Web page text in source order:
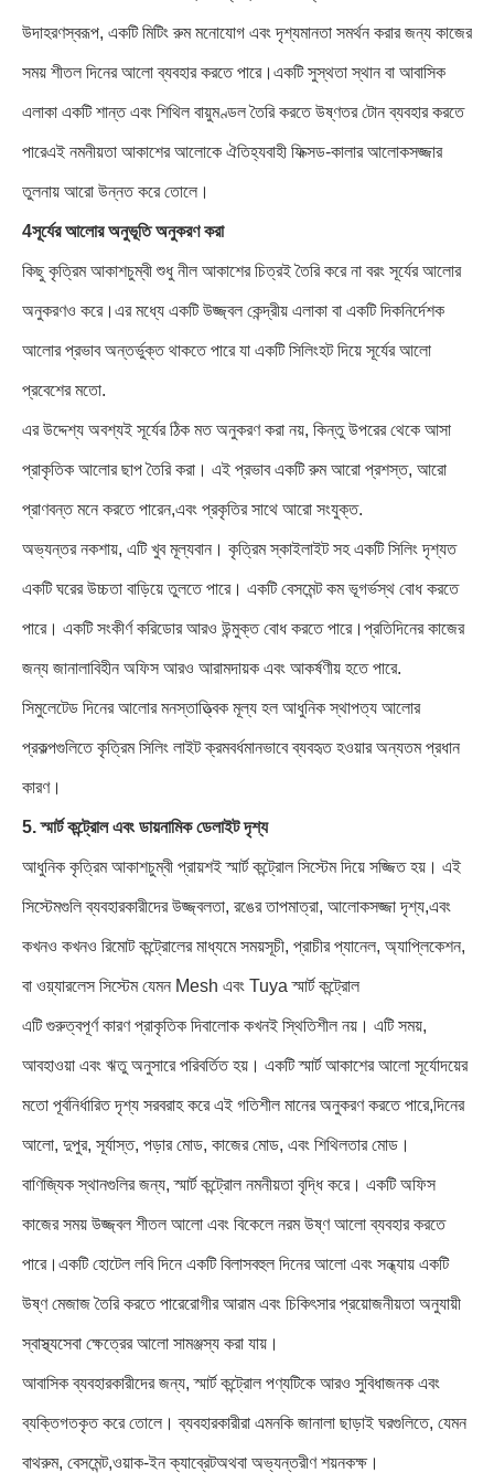
উদাহরণস্বরূপ, একটি মিটিং রুম মনোযোগ এবং দৃশ্যমানতা সমর্থন করার জন্য কাজের
সময় শীতল দিনের আলো ব্যবহার করতে পারে।একটি সুস্থতা স্থান বা আবাসিক
এলাকা একটি শান্ত এবং শিথিল বায়ুমণ্ডল তৈরি করতে উষ্ণতর টোন ব্যবহার করতে
পারেএই নমনীয়তা আকাশের আলোকে ঐতিহ্যবাহী ফিক্সড-কালার আলোকসজ্জার
তুলনায় আরো উন্নত করে তোলে।
4সূর্যের আলোর অনুভূতি অনুকরণ করা
কিছু কৃত্রিম আকাশচুম্বী শুধু নীল আকাশের চিত্রই তৈরি করে না বরং সূর্যের আলোর
অনুকরণও করে।এর মধ্যে একটি উজ্জ্বল কেন্দ্রীয় এলাকা বা একটি দিকনির্দেশক
আলোর প্রভাব অন্তর্ভুক্ত থাকতে পারে যা একটি সিলিংহট দিয়ে সূর্যের আলো
প্রবেশের মতো.
এর উদ্দেশ্য অবশ্যই সূর্যের ঠিক মত অনুকরণ করা নয়, কিন্তু উপরের থেকে আসা
প্রাকৃতিক আলোর ছাপ তৈরি করা। এই প্রভাব একটি রুম আরো প্রশস্ত, আরো
প্রাণবন্ত মনে করতে পারেন,এবং প্রকৃতির সাথে আরো সংযুক্ত.
অভ্যন্তর নকশায়, এটি খুব মূল্যবান। কৃত্রিম স্কাইলাইট সহ একটি সিলিং দৃশ্যত
একটি ঘরের উচ্চতা বাড়িয়ে তুলতে পারে। একটি বেসমেন্ট কম ভূগর্ভস্থ বোধ করতে
পারে। একটি সংকীর্ণ করিডোর আরও উন্মুক্ত বোধ করতে পারে।প্রতিদিনের কাজের
জন্য জানালাবিহীন অফিস আরও আরামদায়ক এবং আকর্ষণীয় হতে পারে.
সিমুলেটেড দিনের আলোর মনস্তাত্ত্বিক মূল্য হল আধুনিক স্থাপত্য আলোর
প্রকল্পগুলিতে কৃত্রিম সিলিং লাইট ক্রমবর্ধমানভাবে ব্যবহৃত হওয়ার অন্যতম প্রধান
কারণ।
5. স্মার্ট কন্ট্রোল এবং ডায়নামিক ডেলাইট দৃশ্য
আধুনিক কৃত্রিম আকাশচুম্বী প্রায়শই স্মার্ট কন্ট্রোল সিস্টেম দিয়ে সজ্জিত হয়। এই
সিস্টেমগুলি ব্যবহারকারীদের উজ্জ্বলতা, রঙের তাপমাত্রা, আলোকসজ্জা দৃশ্য,এবং
কখনও কখনও রিমোট কন্ট্রোলের মাধ্যমে সময়সূচী, প্রাচীর প্যানেল, অ্যাপ্লিকেশন,
বা ওয়্যারলেস সিস্টেম যেমন Mesh এবং Tuya স্মার্ট কন্ট্রোল
এটি গুরুত্বপূর্ণ কারণ প্রাকৃতিক দিবালোক কখনই স্থিতিশীল নয়। এটি সময়,
আবহাওয়া এবং ঋতু অনুসারে পরিবর্তিত হয়। একটি স্মার্ট আকাশের আলো সূর্যোদয়ের
মতো পূর্বনির্ধারিত দৃশ্য সরবরাহ করে এই গতিশীল মানের অনুকরণ করতে পারে,দিনের
আলো, দুপুর, সূর্যাস্ত, পড়ার মোড, কাজের মোড, এবং শিথিলতার মোড।
বাণিজ্যিক স্থানগুলির জন্য, স্মার্ট কন্ট্রোল নমনীয়তা বৃদ্ধি করে। একটি অফিস
কাজের সময় উজ্জ্বল শীতল আলো এবং বিকেলে নরম উষ্ণ আলো ব্যবহার করতে
পারে।একটি হোটেল লবি দিনে একটি বিলাসবহুল দিনের আলো এবং সন্ধ্যায় একটি
উষ্ণ মেজাজ তৈরি করতে পারেরোগীর আরাম এবং চিকিৎসার প্রয়োজনীয়তা অনুযায়ী
স্বাস্থ্যসেবা ক্ষেত্রের আলো সামঞ্জস্য করা যায়।
আবাসিক ব্যবহারকারীদের জন্য, স্মার্ট কন্ট্রোল পণ্যটিকে আরও সুবিধাজনক এবং
ব্যক্তিগতকৃত করে তোলে। ব্যবহারকারীরা এমনকি জানালা ছাড়াই ঘরগুলিতে, যেমন
বাথরুম, বেসমেন্ট,ওয়াক-ইন ক্যাব্রেটঅথবা অভ্যন্তরীণ শয়নকক্ষ।